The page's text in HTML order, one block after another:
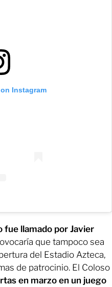
Instagram
fue llamado por Javier
que tampoco sea
del Estadio Azteca,
de patrocinio. El Coloso
en marzo en un juego